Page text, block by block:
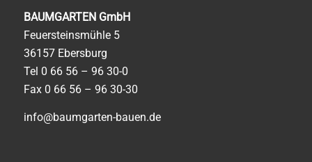
BAUMGARTEN GmbH
Feuersteinsmühle 5
36157 Ebersburg
Tel 0 66 56 – 96 30-0
Fax 0 66 56 – 96 30-30
info@baumgarten-bauen.de